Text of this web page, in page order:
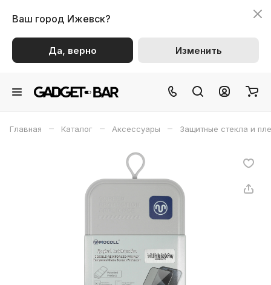
Ваш город Ижевск?
Да, верно Изменить
Главная – Каталог – Аксессуары – Защитные стекла и